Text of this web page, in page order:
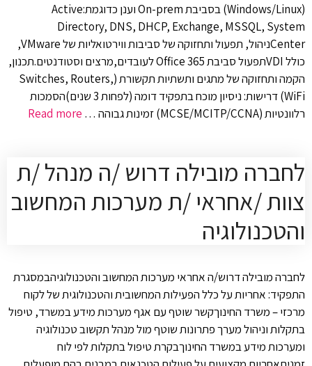
(Windows/Linux) בסביבת On-prem וענן כדוגמת:Active
Directory, DNS, DHCP, Exchange, MSSQL, System
Centerניהול, תפעול ותחזוקה של סביבות ווירטואליות של VMware,
כולל VDIתפעול סביבת Office 365 לעובדים,מרצים וסטודנטים.תכנון,
הקמה ותחזוקה של מתגים ותשתיות תקשורת (Switches, Routers,
WiFi) דרישות: ניסיון מוכח בתפקיד דומה (לפחות 3 שנים)הסמכות
רלוונטיות (MCSE/MCITP/CCNA) זמינות גבוהה …
Read more
לחברה מובילה דרוש /ה מנהל /ת
צוות /אחראי /ת מערכות המחשוב
והטכנולוגיה
לחברה מובילה דרוש/ה אחראי מערכות המחשוב והטכנולוגיהבמסגרת
התפקיד: אחריות על כלל הפעילות המחשובית והטכנולוגית של לקוח
מרכזי – משרד החינוךקשר שוטף עם אגף מערכות מידע במשרד, טיפול
בתקלות וניהול מערך פתרונות שוטף מול מנהל תקשוב טכנולוגיה
ומערכות מידע במשרד החינוךבקרת טיפול בתקלות לפי לוח